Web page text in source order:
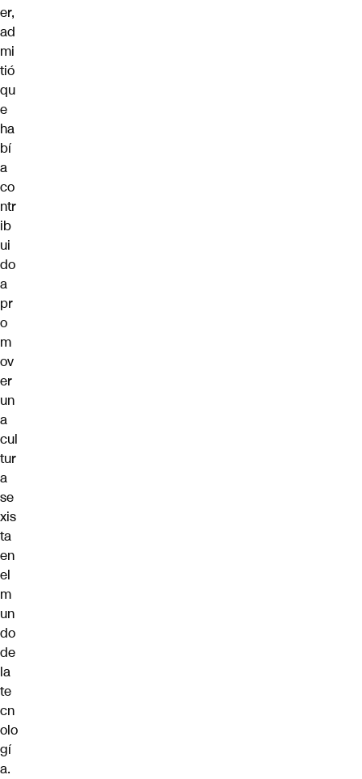
er,
ad
mi
tió
qu
e
ha
bí
a
co
ntr
ib
ui
do
a
pr
o
m
ov
er
un
a
cul
tur
a
se
xis
ta
en
el
m
un
do
de
la
te
cn
olo
gí
a.